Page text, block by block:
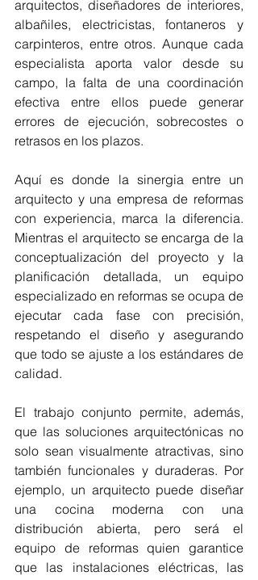
arquitectos, diseñadores de interiores,
albañiles, electricistas, fontaneros y
carpinteros, entre otros. Aunque cada
especialista aporta valor desde su
campo, la falta de una coordinación
efectiva entre ellos puede generar
errores de ejecución, sobrecostes o
retrasos en los plazos.
Aquí es donde la sinergia entre un
arquitecto y una empresa de reformas
con experiencia, marca la diferencia.
Mientras el arquitecto se encarga de la
conceptualización del proyecto y la
planificación detallada, un equipo
especializado en reformas se ocupa de
ejecutar cada fase con precisión,
respetando el diseño y asegurando
que todo se ajuste a los estándares de
calidad.
El trabajo conjunto permite, además,
que las soluciones arquitectónicas no
solo sean visualmente atractivas, sino
también funcionales y duraderas. Por
ejemplo, un arquitecto puede diseñar
una cocina moderna con una
distribución abierta, pero será el
equipo de reformas quien garantice
que las instalaciones eléctricas, las